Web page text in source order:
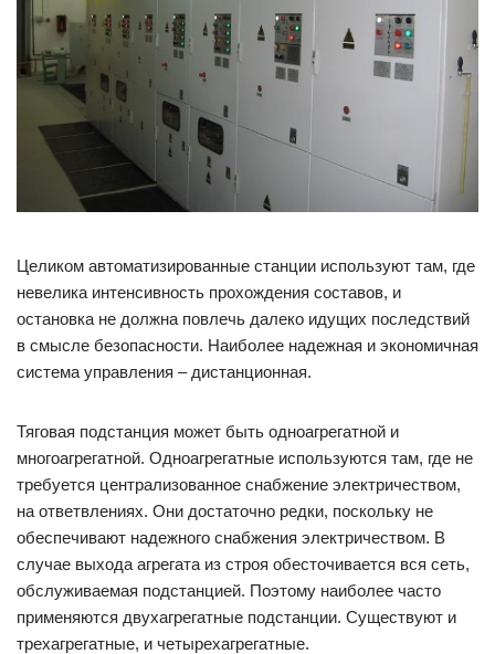
Целиком автоматизированные станции используют там, где
невелика интенсивность прохождения составов, и
остановка не должна повлечь далеко идущих последствий
в смысле безопасности. Наиболее надежная и экономичная
система управления – дистанционная.
Тяговая подстанция может быть одноагрегатной и
многоагрегатной. Одноагрегатные используются там, где не
требуется централизованное снабжение электричеством,
на ответвлениях. Они достаточно редки, поскольку не
обеспечивают надежного снабжения электричеством. В
случае выхода агрегата из строя обесточивается вся сеть,
обслуживаемая подстанцией. Поэтому наиболее часто
применяются двухагрегатные подстанции. Существуют и
трехагрегатные, и четырехагрегатные.